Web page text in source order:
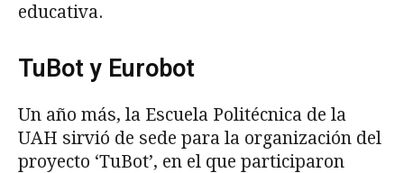
educativa.
TuBot y Eurobot
Un año más, la Escuela Politécnica de la
UAH sirvió de sede para la organización del
proyecto ‘TuBot’, en el que participaron